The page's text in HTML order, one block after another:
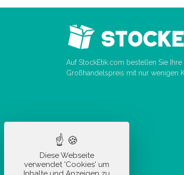
Auf StockEtik.com bestellen Sie
Großhandelspreis mit nur wenigen
Diese Webseite
verwendet 'Cookies' um